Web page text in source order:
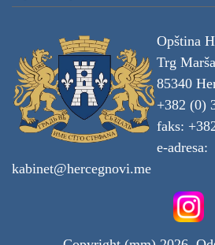
Opština
Trg
85340
+382 (0)
faks:
e-adresa:
kabinet@hercegnovi.me